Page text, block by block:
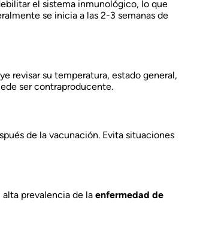
el sistema inmunológico, lo que
se inicia a las 2-3 semanas de
revisar su temperatura, estado general,
ser contraproducente.
de la vacunación. Evita situaciones
alta prevalencia de la enfermedad de